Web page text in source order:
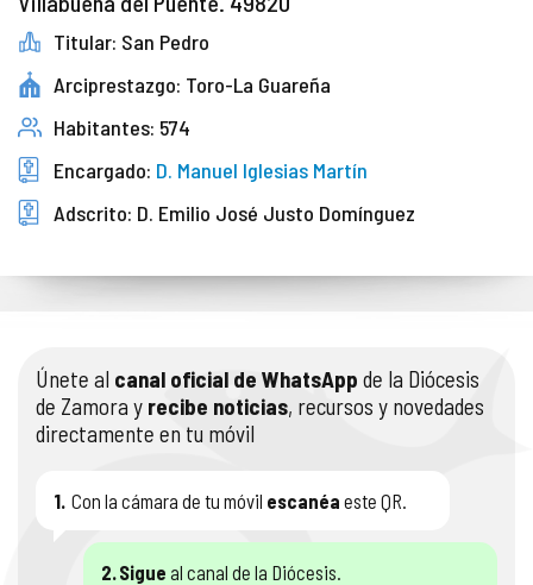
Titular: San Pedro
Arciprestazgo: Toro-La Guareña
Habitantes: 574
Encargado: D. Manuel Iglesias Martín
Adscrito: D. Emilio José Justo Domínguez
Únete al canal oficial de WhatsApp de la Diócesis
de Zamora y recibe noticias, recursos y novedades
directamente en tu móvil
1. Con la cámara de tu móvil escanéa este QR.
2.Sigue al canal de la Diócesis.